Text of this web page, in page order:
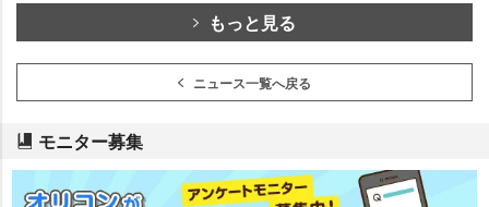
もっと見る
ニュース一覧へ戻る
モニター募集